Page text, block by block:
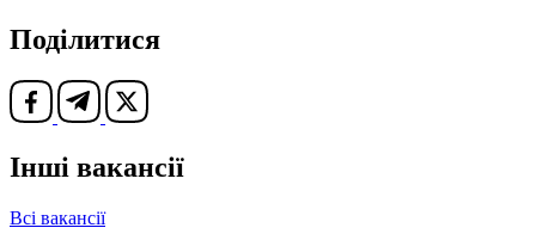
Поділитися
Інші вакансії
Всі вакансії